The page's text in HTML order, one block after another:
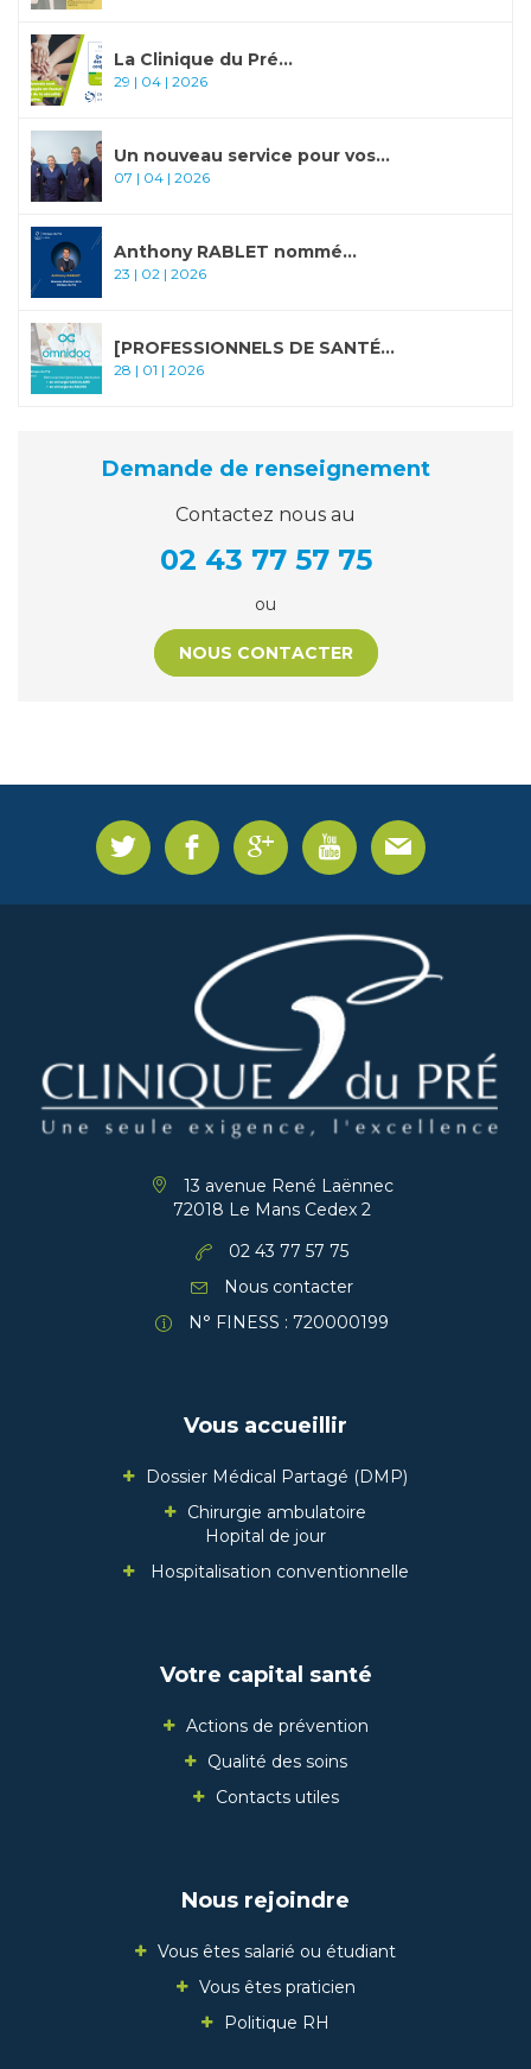
La Clinique du Pré...
29 | 04 | 2026
Un nouveau service pour vos...
07 | 04 | 2026
Anthony RABLET nommé...
23 | 02 | 2026
[PROFESSIONNELS DE SANTÉ...
28 | 01 | 2026
Demande de renseignement
Contactez nous au
02 43 77 57 75
ou
NOUS CONTACTER
13 avenue René Laënnec
72018 Le Mans Cedex 2
02 43 77 57 75
Nous contacter
N° FINESS : 720000199
Vous accueillir
Dossier Médical Partagé (DMP)
Chirurgie ambulatoire
Hopital de jour
Hospitalisation conventionnelle
Votre capital santé
Actions de prévention
Qualité des soins
Contacts utiles
Nous rejoindre
Vous êtes salarié ou étudiant
Vous êtes praticien
Politique RH